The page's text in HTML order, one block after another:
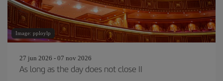
Image: pploylp
27 jun 2026 - 07 nov 2026
As long as the day does not close II